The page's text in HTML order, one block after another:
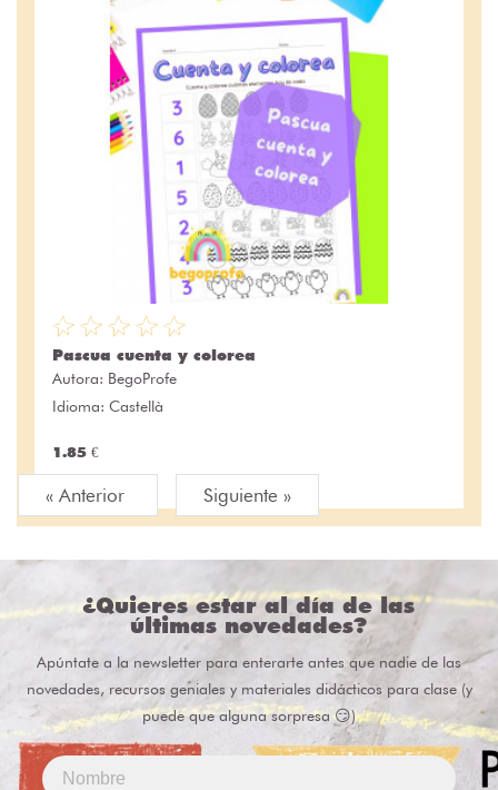
Pascua cuenta y colorea
Autora: BegoProfe
Idioma: Castellà
1.85 €
« Anterior Siguiente »
¿Quieres estar al día de las
últimas novedades?
Apúntate a la newsletter para enterarte antes que nadie de las
novedades, recursos geniales y materiales didácticos para clase (y
puede que alguna sorpresa 😏)